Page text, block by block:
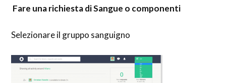
Fare una richiesta di Sangue o componenti
Selezionare il gruppo sanguigno